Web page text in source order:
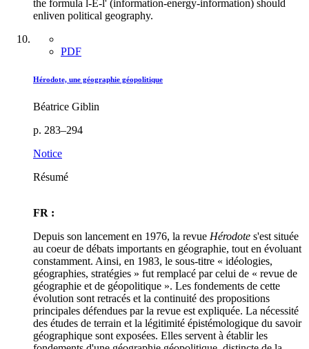
the formula l-E-l' (information-energy-information) should
enliven political geography.
PDF
Hérodote, une géographie géopolitique
Béatrice Giblin
p. 283–294
Notice
Résumé
FR :
Depuis son lancement en 1976, la revue Hérodote s'est située
au coeur de débats importants en géographie, tout en évoluant
constamment. Ainsi, en 1983, le sous-titre « idéologies,
géographies, stratégies » fut remplacé par celui de « revue de
géographie et de géopolitique ». Les fondements de cette
évolution sont retracés et la continuité des propositions
principales défendues par la revue est expliquée. La nécessité
des études de terrain et la légitimité épistémologique du savoir
géographique sont exposées. Elles servent à établir les